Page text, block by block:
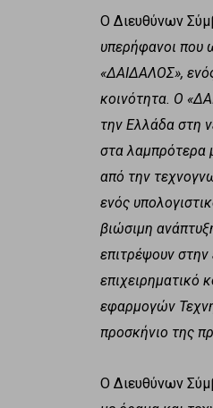
Ο Διευθύνων
υπερήφανοι που
«ΔΑΙΔΑΛΟΣ»,
κοινότητα. Ο
την Ελλάδα στη
στα λαμπρότερα
από την
ενός
βιώσιμη
επιτρέψουν στην
επιχειρηματικό
εφαρμογών
προσκήνιο της
Ο Διευθύνων